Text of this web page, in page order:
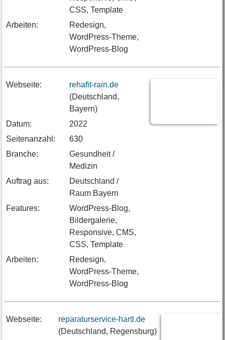
CSS, Template
Arbeiten:
Redesign,
WordPress-Theme,
WordPress-Blog
Webseite:
rehafit-rain.de
(Deutschland,
Bayern)
Datum:
2022
Seitenanzahl:
630
Branche:
Gesundheit /
Medizin
Auftrag aus:
Deutschland /
Raum Bayern
Features:
WordPress-Blog,
Bildergalerie,
Responsive, CMS,
CSS, Template
Arbeiten:
Redesign,
WordPress-Theme,
WordPress-Blog
Webseite:
reparaturservice-hartl.de
(Deutschland, Regensburg)